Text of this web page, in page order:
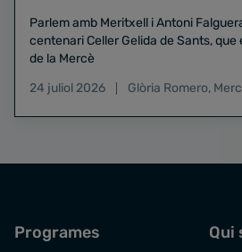
Parlem amb Meritxell i Antoni
centenari Celler Gelida de Sants, que enguany faran el pregó
de la Mercè
24 juliol 2026
Glòria Romero,
Programes Qui